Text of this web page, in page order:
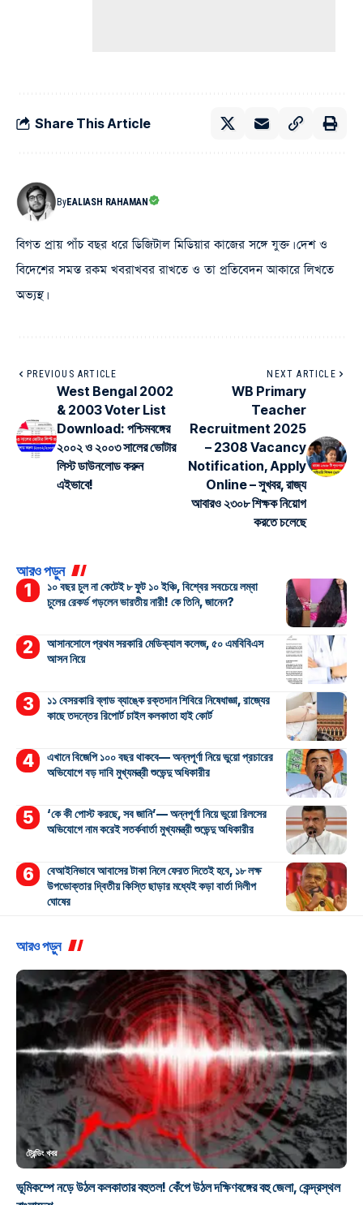
Share This Article
ByEALIASH RAHAMAN
বিগত প্রায় পাঁচ বছর ধরে ডিজিটাল মিডিয়ার কাজের সঙ্গে যুক্ত। দেশ ও
বিদেশের সমস্ত রকম খবরাখবর রাখতে ও তা প্রতিবেদন আকারে লিখতে
অভ্যস্থ।
PREVIOUS ARTICLE
West Bengal 2002
& 2003 Voter List
Download: পশ্চিমবঙ্গের
২০০২ ও ২০০৩ সালের ভোটার
লিস্ট ডাউনলোড করুন
এইভাবে!
NEXT ARTICLE
WB Primary
Teacher
Recruitment 2025
– 2308 Vacancy
Notification, Apply
Online – সুখবর, রাজ্য
আবারও ২৩০৮ শিক্ষক নিয়োগ
করতে চলেছে
আরও পড়ুন
১০ বছর চুল না কেটেই ৮ ফুট ১০ ইঞ্চি, বিশ্বের সবচেয়ে লম্বা
চুলের রেকর্ড গড়লেন ভারতীয় নারী! কে তিনি, জানেন?
আসানসোলে প্রথম সরকারি মেডিক্যাল কলেজ, ৫০ এমবিবিএস
আসন নিয়ে
১১ বেসরকারি ব্লাড ব্যাঙ্কে রক্তদান শিবিরে নিষেধাজ্ঞা, রাজ্যের
কাছে তদন্তের রিপোর্ট চাইল কলকাতা হাই কোর্ট
এখানে বিজেপি ১০০ বছর থাকবে— অন্নপূর্ণা নিয়ে ভুয়ো প্রচারের
অভিযোগে বড় দাবি মুখ্যমন্ত্রী শুভেন্দু অধিকারীর
‘কে কী পোস্ট করছে, সব জানি’— অন্নপূর্ণা নিয়ে ভুয়ো রিলসের
অভিযোগে নাম করেই সতর্কবার্তা মুখ্যমন্ত্রী শুভেন্দু অধিকারীর
বেআইনিভাবে আবাসের টাকা নিলে ফেরত দিতেই হবে, ১৮ লক্ষ
উপভোক্তার দ্বিতীয় কিস্তি ছাড়ার মধ্যেই কড়া বার্তা দিলীপ
ঘোষের
আরও পড়ুন
ট্রেন্ডিং খবর
ভূমিকম্পে নড়ে উঠল কলকাতার বহুতল! কেঁপে উঠল দক্ষিণবঙ্গের বহু জেলা, কেন্দ্রস্থল